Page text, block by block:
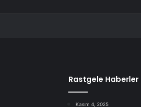
Rastgele Haberler
Kasım 4, 2025